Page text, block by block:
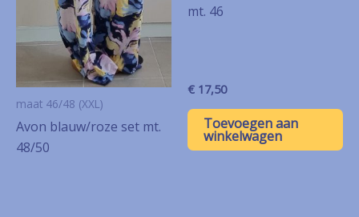
maat 46/48 (XXL)
Avon blauw/roze set mt.
48/50
mt. 46
€ 17,50
Toevoegen aan
winkelwagen